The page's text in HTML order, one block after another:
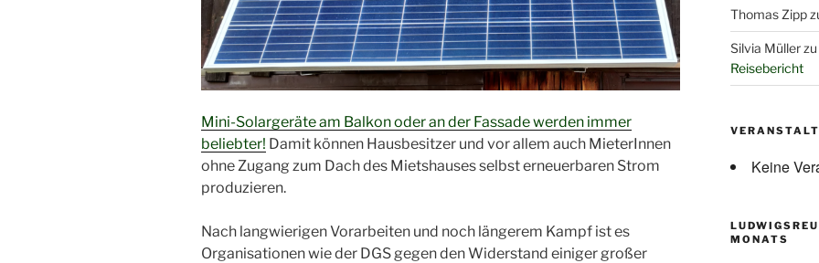
Mini-Solargeräte am Balkon oder an der Fassade werden immer
beliebter! Damit können Hausbesitzer und vor allem auch MieterInnen
ohne Zugang zum Dach des Mietshauses selbst erneuerbaren Strom
produzieren.
Nach langwierigen Vorarbeiten und noch längerem Kampf ist es
Organisationen wie der DGS gegen den Widerstand einiger großer
Thomas Zipp
Silvia Müllerzu
Reisebericht
Keine
MONATS